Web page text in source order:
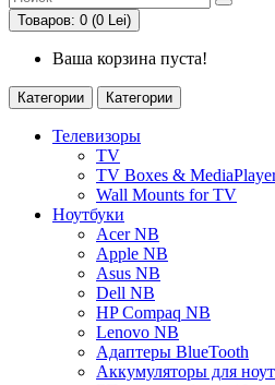
Товаров: 0 (0 Lei)
Ваша корзина пуста!
Категории Категории
Телевизоры
TV
TV Boxes &
Wall Mounts for TV
Ноутбуки
Acer NB
Apple NB
Asus NB
Dell NB
HP Compaq NB
Lenovo NB
Адаптеры BlueTooth
Аккумуляторы для